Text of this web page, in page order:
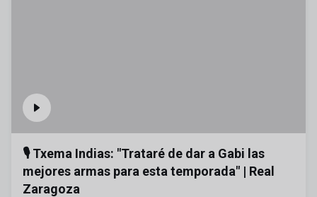
🎙️ Txema Indias: "Trataré de dar a Gabi las
mejores armas para esta temporada" | Real
Zaragoza